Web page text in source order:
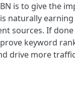
is to give the
naturally
sources. If
keyword
drive more